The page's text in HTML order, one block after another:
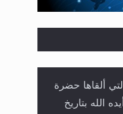
ألقاها حضرة
الله بتاريخ